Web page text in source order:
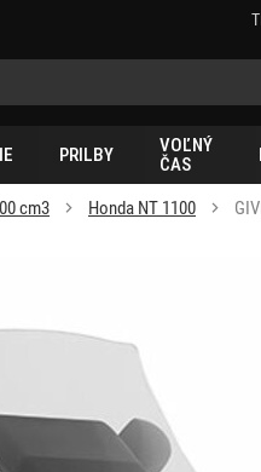
PRILBY
VOĽNÝ
ČAS
cm3 Honda NT 1100